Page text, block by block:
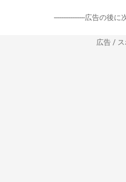
-----------------広告の後に
広告 /